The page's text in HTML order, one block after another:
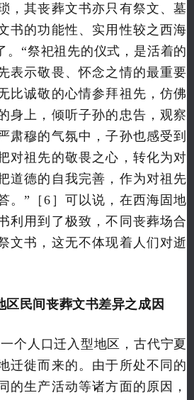
，其丧葬文书亦只有祭文、墓
书的功能性、实用性较之西海
。“祭祀祖先的仪式，是活着的
表示敬畏、怀念之情的最重要
比诚敬的心情参拜祖先，仿佛
身上，倾听子孙的忠告，观察
肃穆的气氛中，子孙也感受到
对祖先的敬畏之心，转化为对
道德的自我完善，作为对祖先
。”［6］可以说，在西海固地
利用到了极致，不同丧葬场合
文书，这无不体现着人们对逝
区民间丧葬文书差异之成因
个人口迁入型地区，古代宁夏
迁徙而来的。由于所处不同的
的生产活动等诸方面的原因，